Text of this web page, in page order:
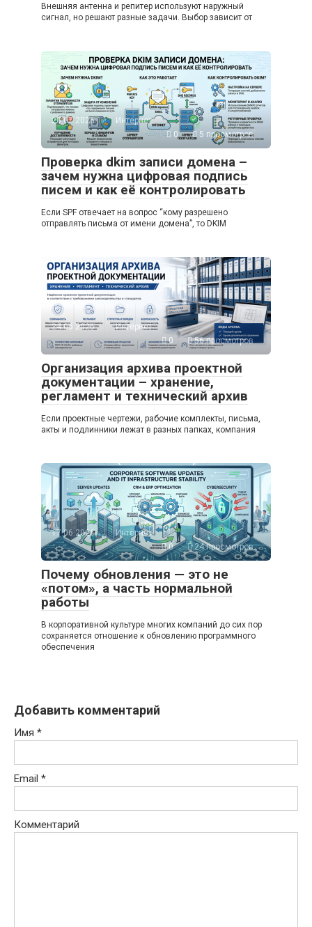
Внешняя антенна и репитер используют наружный
сигнал, но решают разные задачи. Выбор зависит от
20.07.2026
Интернет
0
5 просмотров
Проверка dkim записи домена –
зачем нужна цифровая подпись
писем и как её контролировать
Если SPF отвечает на вопрос “кому разрешено
отправлять письма от имени домена”, то DKIM
24.06.2026
Интернет
0
56 просмотров
Организация архива проектной
документации – хранение,
регламент и технический архив
Если проектные чертежи, рабочие комплекты, письма,
акты и подлинники лежат в разных папках, компания
17.06.2026
Интернет
0
24 просмотров
Почему обновления — это не
«потом», а часть нормальной
работы
В корпоративной культуре многих компаний до сих пор
сохраняется отношение к обновлению программного
обеспечения
Добавить комментарий
Имя *
Email *
Комментарий